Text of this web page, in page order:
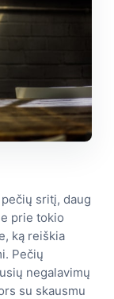
sritį, daug
prie tokio
ką reiškia
Pečių
negalavimų
su skausmu